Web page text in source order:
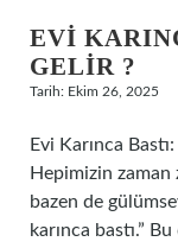
EVI
GELIR ?
Tarih: Ekim 26, 2025
Evi Karınca
Hepimizin zaman
bazen de
karınca bastı.”